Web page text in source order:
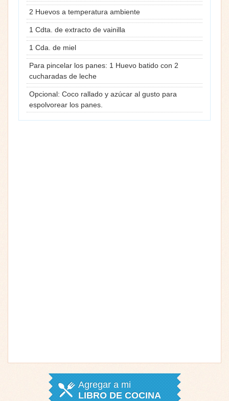
2 Huevos a temperatura ambiente
1 Cdta. de extracto de vainilla
1 Cda. de miel
Para pincelar los panes: 1 Huevo batido con 2
cucharadas de leche
Opcional: Coco rallado y azúcar al gusto para
espolvorear los panes.
Agregar a mi
LIBRO DE COCINA